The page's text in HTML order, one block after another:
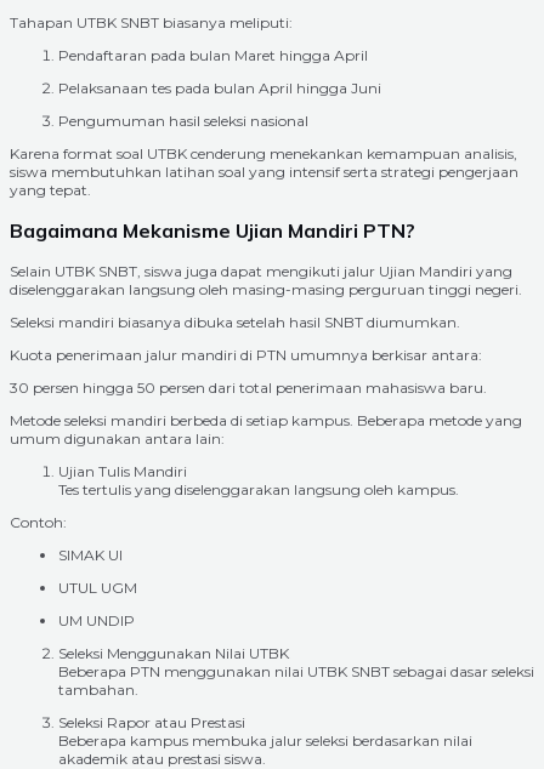
Tahapan UTBK SNBT biasanya meliputi:
Pendaftaran pada bulan Maret hingga April
Pelaksanaan tes pada bulan April hingga Juni
Pengumuman hasil seleksi nasional
Karena format soal UTBK cenderung menekankan kemampuan analisis,
siswa membutuhkan latihan soal yang intensif serta strategi pengerjaan
yang tepat.
Bagaimana Mekanisme Ujian Mandiri PTN?
Selain UTBK SNBT, siswa juga dapat mengikuti jalur Ujian Mandiri yang
diselenggarakan langsung oleh masing-masing perguruan tinggi negeri.
Seleksi mandiri biasanya dibuka setelah hasil SNBT diumumkan.
Kuota penerimaan jalur mandiri di PTN umumnya berkisar antara:
30 persen hingga 50 persen dari total penerimaan mahasiswa baru.
Metode seleksi mandiri berbeda di setiap kampus. Beberapa metode yang
umum digunakan antara lain:
Ujian Tulis Mandiri
Tes tertulis yang diselenggarakan langsung oleh kampus.
Contoh:
SIMAK UI
UTUL UGM
UM UNDIP
Seleksi Menggunakan Nilai UTBK
Beberapa PTN menggunakan nilai UTBK SNBT sebagai dasar seleksi
tambahan.
Seleksi Rapor atau Prestasi
Beberapa kampus membuka jalur seleksi berdasarkan nilai
akademik atau prestasi siswa.